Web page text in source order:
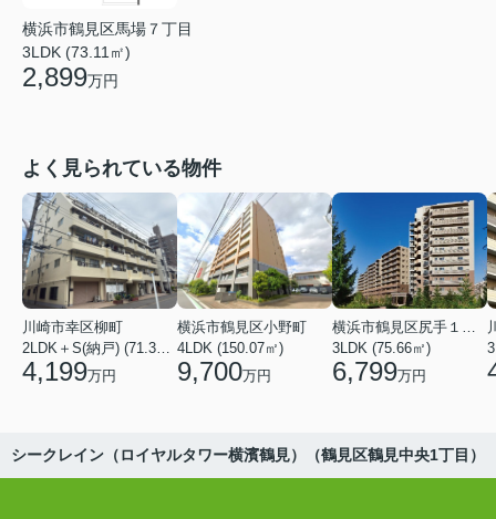
横浜市鶴見区馬場７丁目
3LDK (73.11㎡)
2,899万円
よく見られている物件
川崎市幸区柳町
4,199万円
横浜市鶴見区小野町
4LDK (150.07㎡)
9,700万円
3LDK (75.66㎡)
6,799万円
シークレイン（ロイヤルタワー横濱鶴見）（鶴見区鶴見中央1丁目）